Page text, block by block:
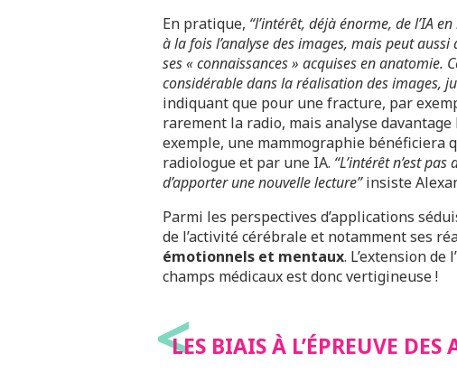
En pratique, “l’intérêt, déjà énorme, de l’IA
à la fois l’analyse des images, mais peut
ses « connaissances » acquises en anatomie.
considérable dans la réalisation des images,
indiquant que pour une fracture, par
rarement la radio, mais analyse davantage
exemple, une mammographie bénéficiera
radiologue et par une IA. “L’intérêt n’est
d’apporter une nouvelle lecture”insiste
Parmi les perspectives d’applications
de l’activité cérébrale et notamment ses
émotionnels et mentaux. L’extension de
champs médicaux est donc vertigineuse !
<
LES BIAIS À L’ÉPREUVE